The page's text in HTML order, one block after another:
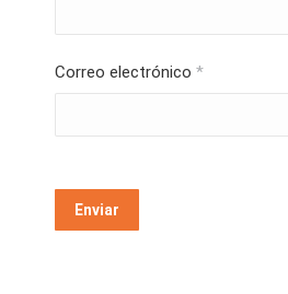
Correo electrónico *